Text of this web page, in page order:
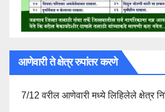
आणेवारी ते क्षेत्र रुपांतर करणे
7/12 वरील आणेवारी मध्ये लिहिलेले क्षेत्र